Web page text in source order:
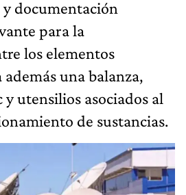
documentación
para la
los elementos
una balanza,
utensilios asociados al
de sustancias.